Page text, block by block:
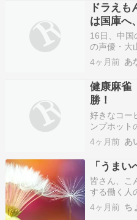
ドラえ
は国庫へ
ていない
16日、中国
の声優・大
ることに
はドラえ
のポータル
山のぶ代
4ヶ月前 あ
健康麻雀
勝！
好きなコー
ンプホット
て毎朝バ
続き、午
教室でし
『健康麻
4ヶ月前
「うま
皆さん、こ
する働く人
いこ)です
聞こえて
4ヶ月前